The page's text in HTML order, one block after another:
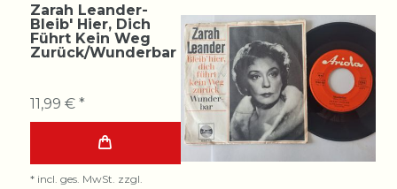
Zarah Leander-
Bleib' Hier, Dich
Führt Kein Weg
Zurück/Wunderbar
11,99 € *
* incl. ges. MwSt. zzgl.